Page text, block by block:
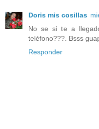
Doris mis cosillas
No se si te a
teléfono???. Bsss
Responder